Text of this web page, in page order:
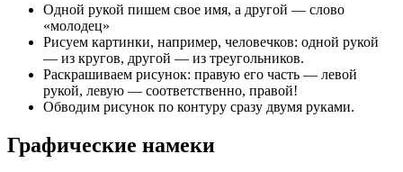
Одной рукой пишем свое имя, а другой — слово
«молодец»
Рисуем картинки, например, человечков: одной рукой
— из кругов, другой — из треугольников.
Раскрашиваем рисунок: правую его часть — левой
рукой, левую — соответственно, правой!
Обводим рисунок по контуру сразу двумя руками.
Графические намеки